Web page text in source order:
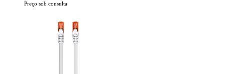
Preço sob consulta